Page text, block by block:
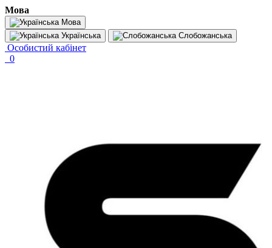
Мова
Мова
Українська
Слобожанська
Особистий кабінет
0